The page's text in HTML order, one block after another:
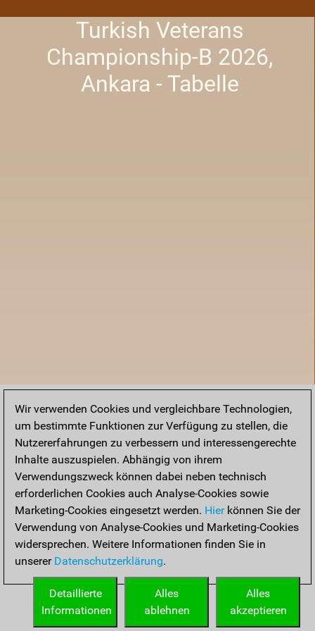
Turkish Veterans
Championship-B 2026,
Ankara - Tabelle
Startseite
Wir verwenden Cookies und vergleichbare Technologien,
um bestimmte Funktionen zur Verfügung zu stellen, die
Nutzererfahrungen zu verbessern und interessengerechte
Inhalte auszuspielen. Abhängig von ihrem
Verwendungszweck können dabei neben technisch
erforderlichen Cookies auch Analyse-Cookies sowie
Marketing-Cookies eingesetzt werden. Hierkönnen Sie der
Verwendung von Analyse-Cookies und Marketing-Cookies
widersprechen. Weitere Informationen finden Sie in
unserer Datenschutzerklärung.
Alles
akzeptieren
Alles
ablehnen
Detaillierte
Informationen